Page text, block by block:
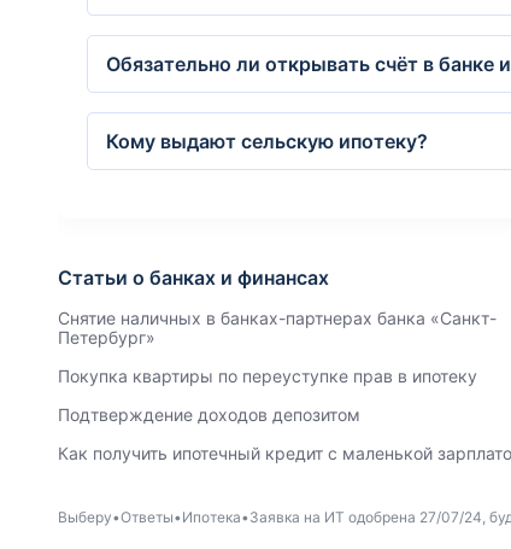
Обязательно ли открывать счёт в банке
Кому выдают сельскую ипотеку?
Статьи о банках и финансах
Снятие наличных в банках-партнерах банка «Санкт-
Петербург»
Покупка квартиры по переуступке прав в ипотеку
Подтверждение доходов депозитом
Как получить ипотечный кредит с маленькой
Выберу Ответы Ипотека Заявка на ИТ одобрена 27/07/24,